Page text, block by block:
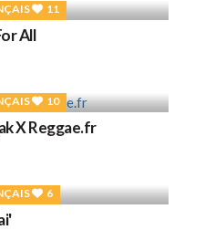
11
All
10
X Reggae.fr
6